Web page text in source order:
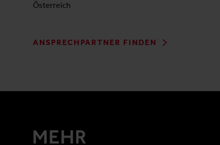
Österreich
ANSPRECHPARTNER FINDEN